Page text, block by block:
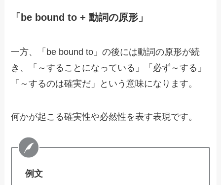
「be bound to + 動詞の原形」
一方、「be bound to」の後には動詞の原形が続
き、「～することになっている」「必ず～する」
「～するのは確実だ」という意味になります。
何かが起こる確実性や必然性を表す表現です。
例文